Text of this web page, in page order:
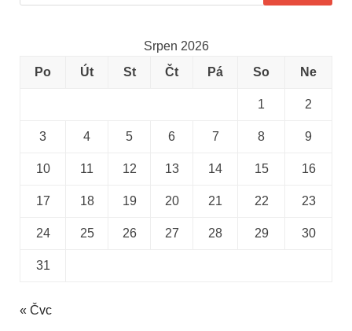
Srpen 2026
Po
Út St Čt Pá So Ne
1 2
3 4 5 6 7 8 9
10 11 12 13 14 15 16
17 18 19 20 21 22 23
24 25 26 27 28 29 30
31
« Čvc